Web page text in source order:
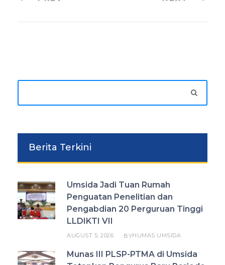
Berita Terkini
Umsida Jadi Tuan Rumah
Penguatan Penelitian dan
Pengabdian 20 Perguruan Tinggi
LLDIKTI VII
AUGUST 5, 2026 BYHUMAS UMSIDA
Munas III PLSP-PTMA di Umsida